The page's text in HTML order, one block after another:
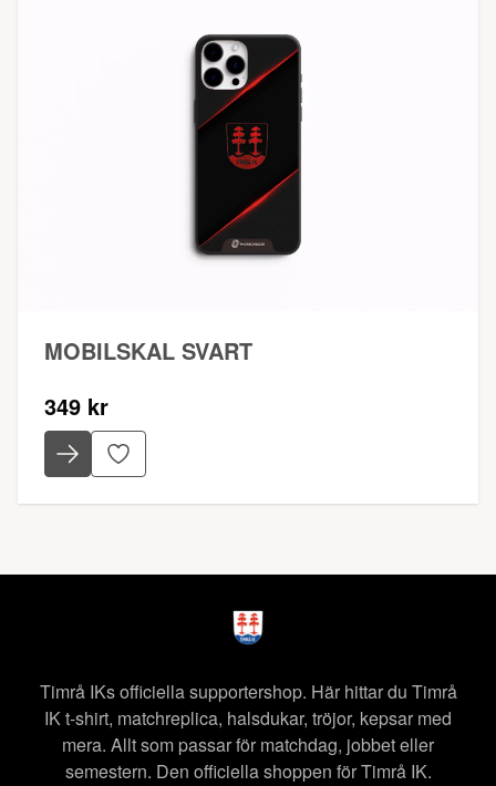
MOBILSKAL SVART
349 kr
Timrå IKs officiella supportershop. Här hittar du Timrå
IK t-shirt, matchreplica, halsdukar, tröjor, kepsar med
mera. Allt som passar för matchdag, jobbet eller
semestern. Den officiella shoppen för Timrå IK.